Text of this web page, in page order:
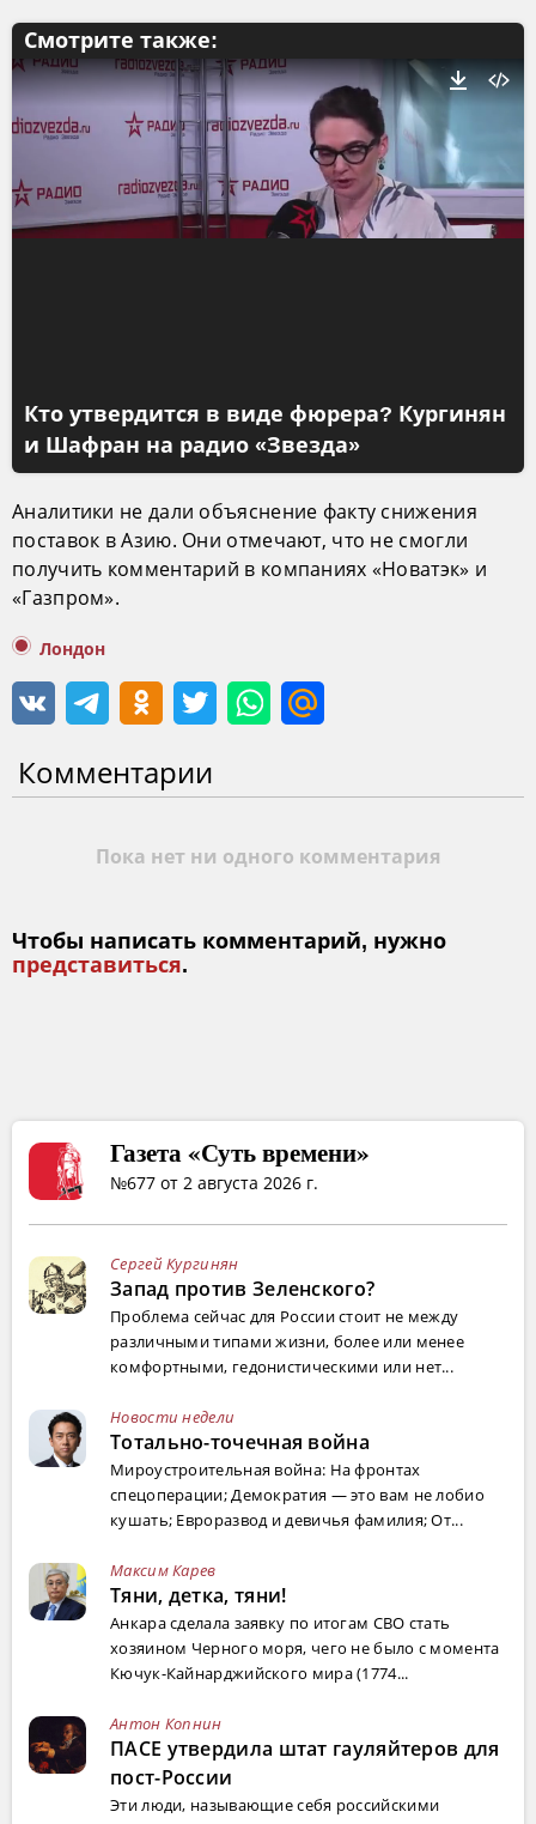
Смотрите также:
Кто утвердится в виде фюрера? Кургинян
и Шафран на радио «Звезда»
Аналитики не дали объяснение факту снижения
поставок в Азию. Они отмечают, что не смогли
получить комментарий в компаниях «Новатэк» и
«Газпром».
Лондон
Комментарии
Пока нет ни одного комментария
Чтобы написать комментарий, нужно
представиться.
Газета «Суть времени»
№677 от 2 августа 2026 г.
Сергей Кургинян
Запад против Зеленского?
Проблема сейчас для России стоит не между
различными типами жизни, более или менее
комфортными, гедонистическими или нет...
Новости недели
Тотально-точечная война
Мироустроительная война: На фронтах
спецоперации; Демократия — это вам не лобио
кушать; Евроразвод и девичья фамилия; От...
Максим Карев
Тяни, детка, тяни!
Анкара сделала заявку по итогам СВО стать
хозяином Черного моря, чего не было с момента
Кючук-Кайнарджийского мира (1774...
Антон Копнин
ПАСЕ утвердила штат гауляйтеров для
пост-России
Эти люди, называющие себя российскими